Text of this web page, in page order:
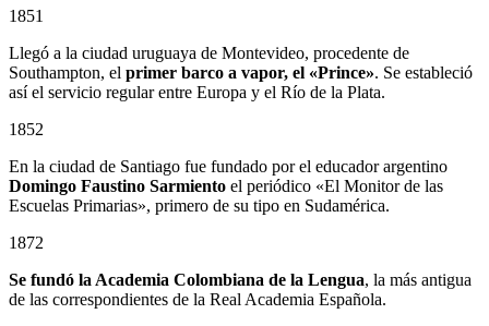
1851
Llegó a la ciudad uruguaya de Montevideo, procedente de
Southampton, el primer barco a vapor, el «Prince». Se estableció
así el servicio regular entre Europa y el Río de la Plata.
1852
En la ciudad de Santiago fue fundado por el educador argentino
Domingo Faustino Sarmiento el periódico «El Monitor de las
Escuelas Primarias», primero de su tipo en Sudamérica.
1872
Se fundó la Academia Colombiana de la Lengua, la más antigua
de las correspondientes de la Real Academia Española.